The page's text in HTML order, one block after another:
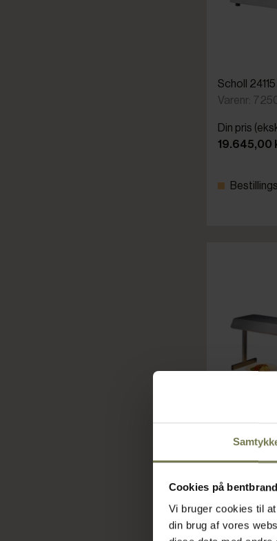
Cookies på
Vi bruger cookies til
din brug af vores
Scholl
Varenr:
Din pris
19.645,00
Scholl
Varenr:
Din pris